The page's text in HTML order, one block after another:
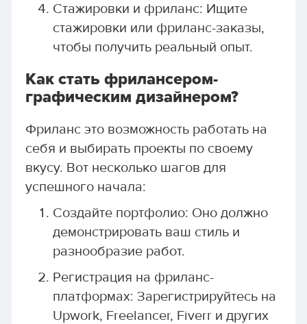
Стажировки и фриланс: Ищите
стажировки или фриланс-заказы,
чтобы получить реальный опыт.
Как стать фрилансером-
графическим дизайнером?
Фриланс это возможность работать на
себя и выбирать проекты по своему
вкусу. Вот несколько шагов для
успешного начала:
Создайте портфолио: Оно должно
демонстрировать ваш стиль и
разнообразие работ.
Регистрация на фриланс-
платформах: Зарегистрируйтесь на
Upwork, Freelancer, Fiverr и других